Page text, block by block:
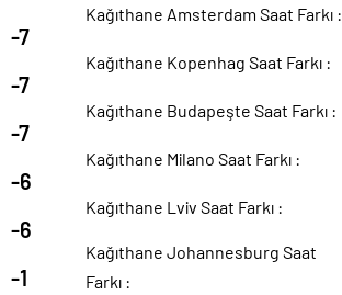
-7
-7
-7
-6
-6
-1
Kağıthane Amsterdam Saat Farkı :
Kağıthane Kopenhag Saat Farkı :
Kağıthane Budapeşte Saat Farkı :
Kağıthane Milano Saat Farkı :
Kağıthane Lviv Saat Farkı :
Kağıthane Johannesburg Saat
Farkı :